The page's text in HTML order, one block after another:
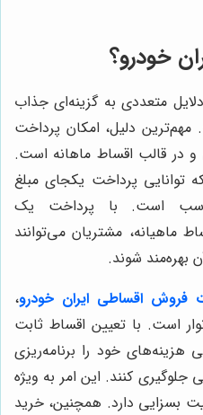
خودرو؟
متعددی به گزینه‌ای جذاب
دلیل، امکان پرداخت
در قالب اقساط ماهانه است.
توانایی پرداخت یکجای مبلغ
است. با پرداخت یک
مشتریان می‌توانند
بهره‌مند شوند.
فروش اقساطی ایران خودرو،
است. با تعیین اقساط ثابت
هزینه‌های خود را برنامه‌ریزی
جلوگیری کنند. این امر به ویژه
بسزایی دارد. همچنین، خرید